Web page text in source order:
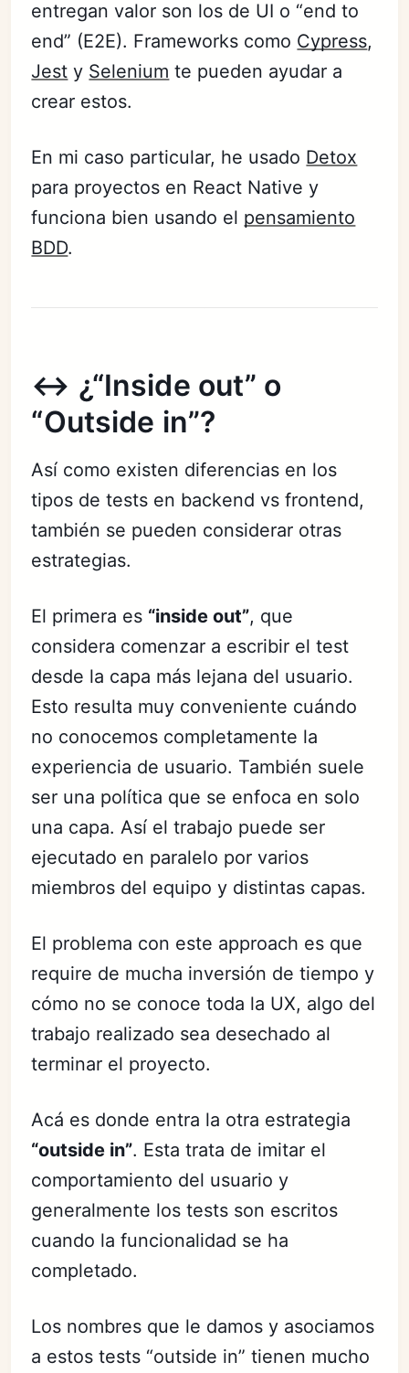
entregan valor son los de UI o “end to
end” (E2E). Frameworks como Cypress,
Jest y Selenium te pueden ayudar a
crear estos.
En mi caso particular, he usado Detox
para proyectos en React Native y
funciona bien usando el pensamiento
BDD.
↔️ ¿“Inside out” o
“Outside in”?
Así como existen diferencias en los
tipos de tests en backend vs frontend,
también se pueden considerar otras
estrategias.
El primera es “inside out”, que
considera comenzar a escribir el test
desde la capa más lejana del usuario.
Esto resulta muy conveniente cuándo
no conocemos completamente la
experiencia de usuario. También suele
ser una política que se enfoca en solo
una capa. Así el trabajo puede ser
ejecutado en paralelo por varios
miembros del equipo y distintas capas.
El problema con este approach es que
require de mucha inversión de tiempo y
cómo no se conoce toda la UX, algo del
trabajo realizado sea desechado al
terminar el proyecto.
Acá es donde entra la otra estrategia
“outside in”. Esta trata de imitar el
comportamiento del usuario y
generalmente los tests son escritos
cuando la funcionalidad se ha
completado.
Los nombres que le damos y asociamos
a estos tests “outside in” tienen mucho